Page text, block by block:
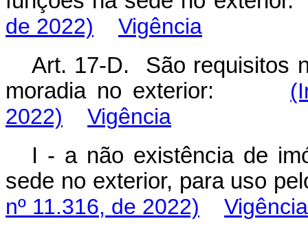
de 2022)
Vigência
Art. 17-D. São requisitos
moradia no exterior:
2022)
Vigência
I - a não existência de
sede no exterior, para uso
nº 11.316, de 2022)
Vigência